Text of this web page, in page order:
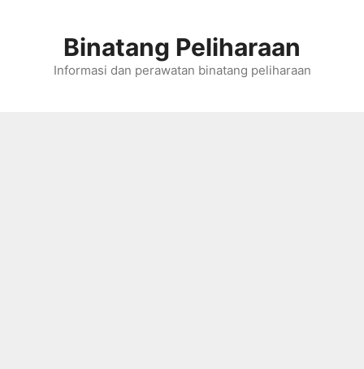
Binatang Peliharaan
Informasi dan perawatan binatang peliharaan